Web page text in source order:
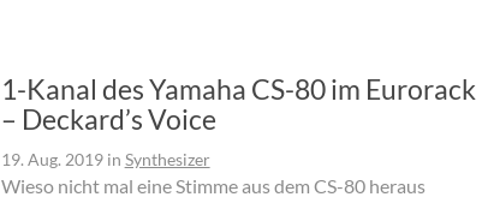
1-Kanal des Yamaha CS-80 im Eurorack
– Deckard’s Voice
19. Aug. 2019in Synthesizer
Wieso nicht mal eine Stimme aus dem CS-80 heraus